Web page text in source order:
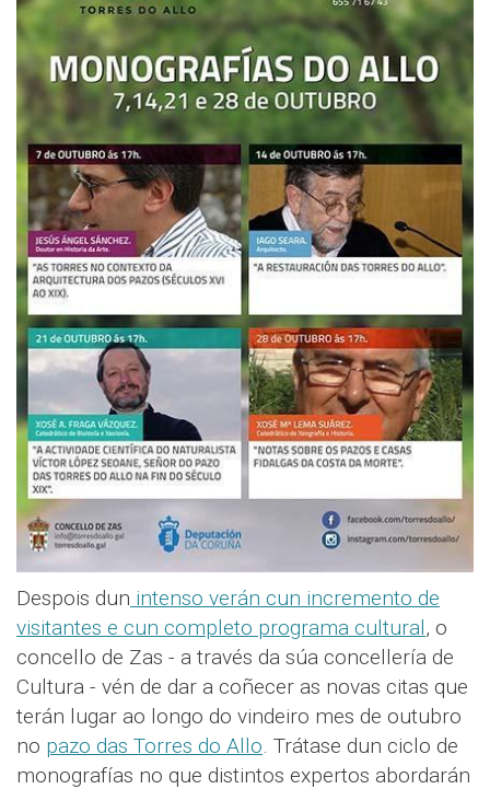
Despois dun intenso verán cun incremento de
visitantes e cun completo programa cultural, o
concello de Zas - a través da súa concellería de
Cultura - vén de dar a coñecer as novas citas que
terán lugar ao longo do vindeiro mes de outubro
no pazo das Torres do Allo. Trátase dun ciclo de
monografías no que distintos expertos abordarán